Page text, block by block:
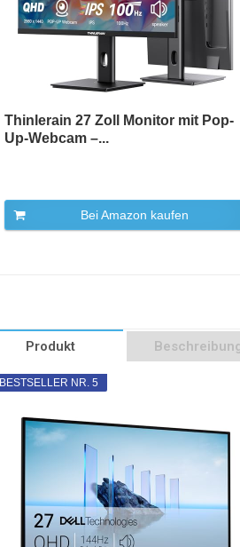
Thinlerain 27 Zoll Monitor mit Pop-
Up-Webcam –...
Bei Amazon kaufen
Produkt
BESTSELLER NR. 5